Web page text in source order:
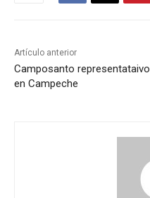
Artículo anterior
Camposanto representataivo
en Campeche